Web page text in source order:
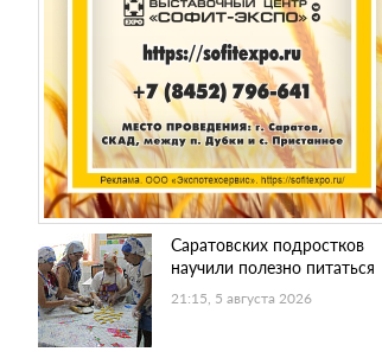
Саратовских подростков
научили полезно питаться
21:15, 5 августа 2026